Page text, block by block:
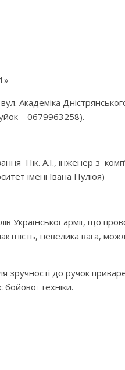
»
Академіка
– 0679963258).
Пік. А.І., інженер з
імені Івана Пулюя)
Української армії, що
невелика вага,
до ручок
техніки.